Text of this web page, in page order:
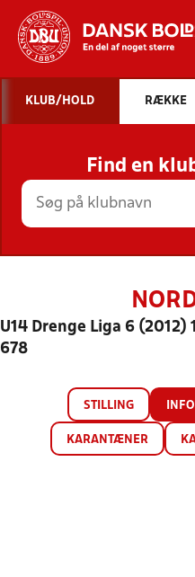
STILLINGER,
KLUB/HOLD RÆKKE
Find en
U14 Drenge Liga 6
678
STILLING INFO
KARANTÆNER